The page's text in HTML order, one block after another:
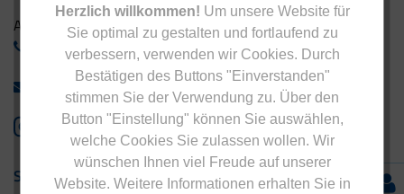
Herzlich willkommen! Um unsere Website für
Sie optimal zu gestalten und fortlaufend zu
verbessern, verwenden wir Cookies. Durch
Bestätigen des Buttons "Einverstanden"
stimmen Sie der Verwendung zu. Über den
Button "Einstellung" können Sie auswählen,
welche Cookies Sie zulassen wollen. Wir
wünschen Ihnen viel Freude auf unserer
Website. Weitere Informationen erhalten Sie in
Ausland:
+49 - 5042 940 660
info@eucell.de
Service & Versand